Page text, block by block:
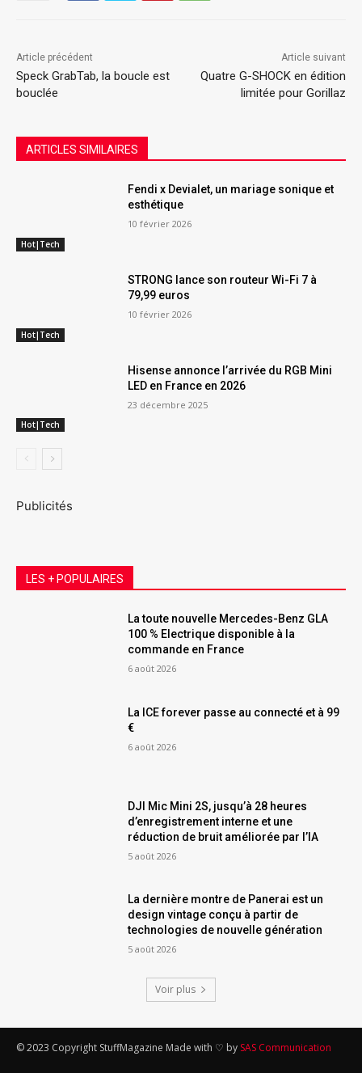
Article précédent
Speck GrabTab, la boucle est
bouclée
Article suivant
Quatre G-SHOCK en édition
limitée pour Gorillaz
ARTICLES SIMILAIRES
Hot|Tech
Fendi x Devialet, un mariage sonique et
esthétique
10 février 2026
Hot|Tech
STRONG lance son routeur Wi-Fi 7 à
79,99 euros
10 février 2026
Hot|Tech
Hisense annonce l’arrivée du RGB Mini
LED en France en 2026
23 décembre 2025
Publicités
LES + POPULAIRES
La toute nouvelle Mercedes-Benz GLA
100 % Electrique disponible à la
commande en France
6 août 2026
La ICE forever passe au connecté et à 99
€
6 août 2026
DJI Mic Mini 2S, jusqu’à 28 heures
d’enregistrement interne et une
réduction de bruit améliorée par l’IA
5 août 2026
La dernière montre de Panerai est un
design vintage conçu à partir de
technologies de nouvelle génération
5 août 2026
Voir plus
© 2023 Copyright StuffMagazine Made with ♡ by SAS Communication